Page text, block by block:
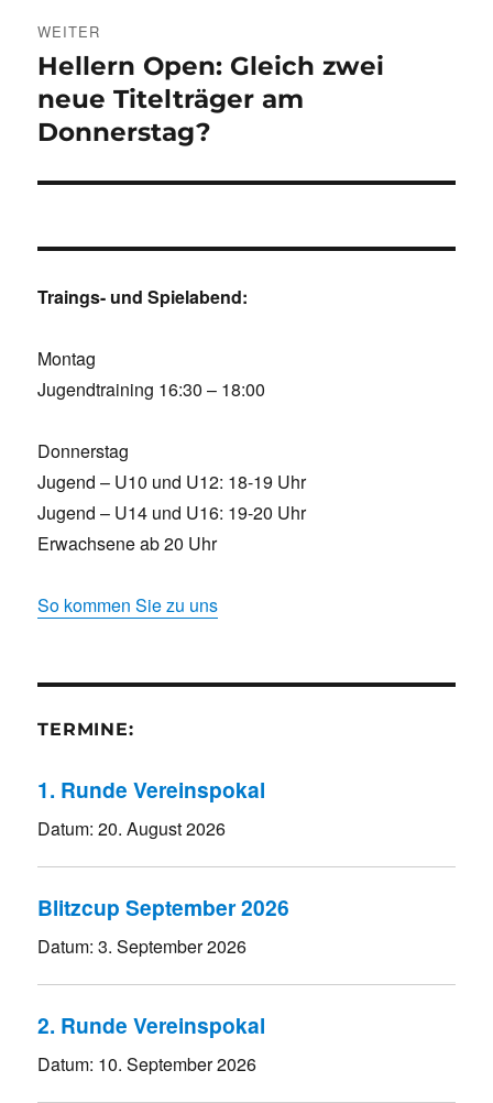
WEITER
Nächster
Beitrag:
Hellern Open: Gleich zwei
neue Titelträger am
Donnerstag?
Traings- und Spielabend:
Montag
Jugendtraining 16:30 – 18:00
Donnerstag
Jugend – U10 und U12: 18-19 Uhr
Jugend – U14 und U16: 19-20 Uhr
Erwachsene ab 20 Uhr
So kommen Sie zu uns
TERMINE:
1. Runde Vereinspokal
Datum:20. August 2026
Blitzcup September 2026
Datum:3. September 2026
2. Runde Vereinspokal
Datum: 10. September 2026